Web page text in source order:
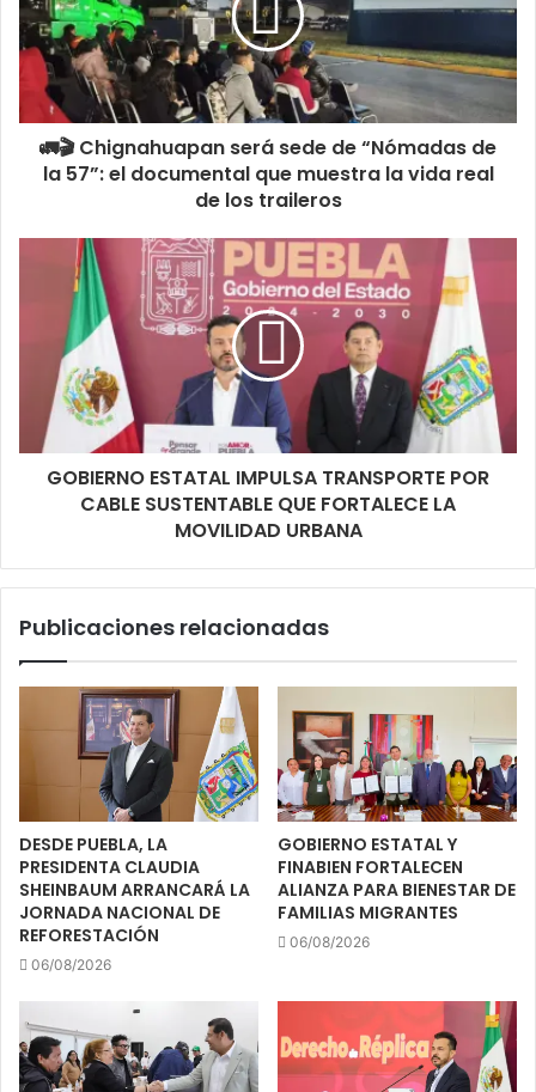
🚛🎬 Chignahuapan será sede de “Nómadas de
la 57”: el documental que muestra la vida real
de los traileros
GOBIERNO ESTATAL IMPULSA TRANSPORTE POR
CABLE SUSTENTABLE QUE FORTALECE LA
MOVILIDAD URBANA
Publicaciones relacionadas
DESDE PUEBLA, LA
PRESIDENTA CLAUDIA
SHEINBAUM ARRANCARÁ LA
JORNADA NACIONAL DE
REFORESTACIÓN
06/08/2026
GOBIERNO ESTATAL Y
FINABIEN FORTALECEN
ALIANZA PARA BIENESTAR DE
FAMILIAS MIGRANTES
06/08/2026